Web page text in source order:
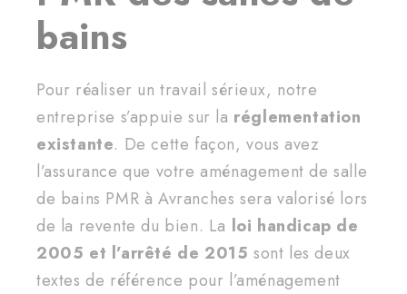
bains
Pour réaliser un travail sérieux, notre
entreprise s’appuie sur la réglementation
existante. De cette façon, vous avez
l’assurance que votre aménagement de salle
de bains PMR à Avranches sera valorisé lors
de la revente du bien. La loi handicap de
2005 et l’arrêté de 2015 sont les deux
textes de référence pour l’aménagement